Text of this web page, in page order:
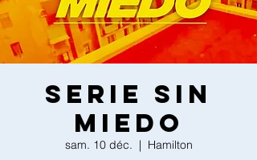
Serie Sin
Miedo
sam. 10 déc.
  |
Hamilton